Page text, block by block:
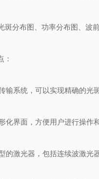
布图、功率分布图、波前
系统，可以实现精确的光斑
界面，方便用户进行操作和
激光器，包括连续波激光器